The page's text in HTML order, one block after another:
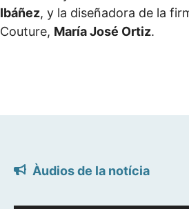
Ibáñez, y la diseñadora de la
Couture, María José Ortiz.
Àudios de la notícia